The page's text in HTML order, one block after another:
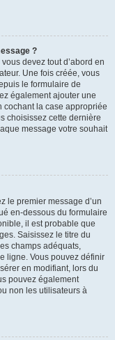
?
devez tout d’abord en
Une fois créée, vous
le formulaire de
également ajouter une
cochant la case appropriée
choisissez cette dernière
message votre souhait
le premier message d’un
en-dessous du formulaire
il est probable que
Saisissez le titre du
champs adéquats,
ligne. Vous pouvez définir
en modifiant, lors du
pouvez également
non les utilisateurs à